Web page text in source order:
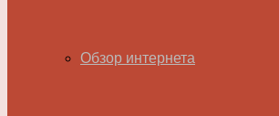
Обзор интернета